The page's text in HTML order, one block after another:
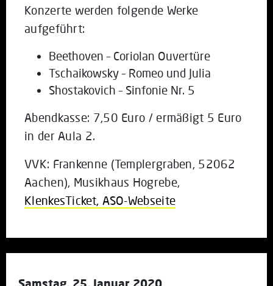
Konzerte werden folgende Werke
aufgeführt:
Beethoven – Coriolan Ouvertüre
Tschaikowsky – Romeo und Julia
Shostakovich – Sinfonie Nr. 5
Abendkasse: 7,50 Euro / ermäßigt 5 Euro
in der Aula 2.
VVK: Frankenne (Templergraben, 52062
Aachen), Musikhaus Hogrebe,
KlenkesTicket, ASO-Webseite